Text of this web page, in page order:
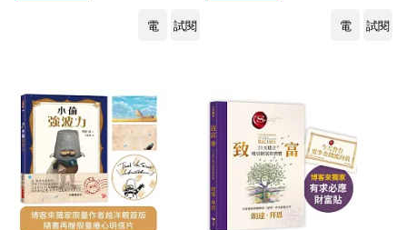
保羅．科爾賀(2)
克里斯‧米勒(2)
克里斯．安德森(2) 冒牌生(2)
博客來網路書店(2)
啟明出版(2) 城邦印書館(2)
城邦原創(2) 墨刻(2)
電 試閱 電 試閱